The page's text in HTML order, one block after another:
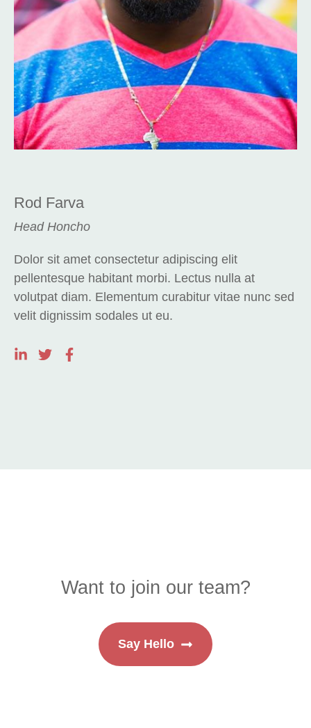
Rod Farva
Head Honcho
Dolor sit amet consectetur adipiscing elit
pellentesque habitant morbi. Lectus nulla at
volutpat diam. Elementum curabitur vitae nunc sed
velit dignissim sodales ut eu.
Want to join our team?
Say Hello